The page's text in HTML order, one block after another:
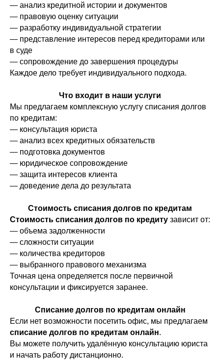
— анализ кредитной истории и документов
— правовую оценку ситуации
— разработку индивидуальной стратегии
— представление интересов перед кредиторами или
в суде
— сопровождение до завершения процедуры
Каждое дело требует индивидуального подхода.
Что входит в наши услуги
Мы предлагаем комплексную услугу списания долгов
по кредитам:
— консультация юриста
— анализ всех кредитных обязательств
— подготовка документов
— юридическое сопровождение
— защита интересов клиента
— доведение дела до результата
Стоимость списания долгов по кредитам
Стоимость списания долгов по кредиту зависит от:
— объема задолженности
— сложности ситуации
— количества кредиторов
— выбранного правового механизма
Точная цена определяется после первичной
консультации и фиксируется заранее.
Списание долгов по кредитам онлайн
Если нет возможности посетить офис, мы предлагаем
списание долгов по кредитам онлайн.
Вы можете получить удалённую консультацию юриста
и начать работу дистанционно.
Свобода от долгов с
момента подписания
договора
Типовой перечень, приведен в пункте